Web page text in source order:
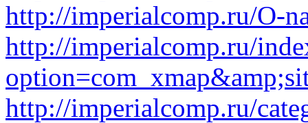
http://imperialcomp.ru/O-
http://imperialcomp.ru/
http://imperialcomp.ru/